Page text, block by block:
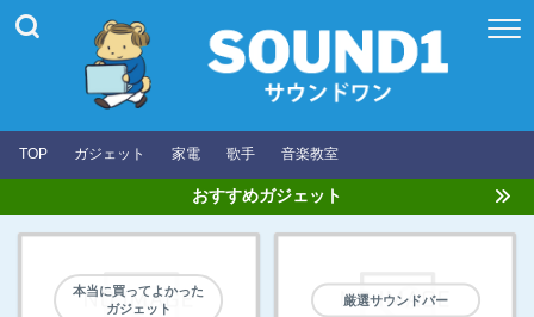
TOP ガジェット 家電 歌手 音楽教室
おすすめガジェット
本当に買ってよかった
ガジェット
厳選サウンドバー